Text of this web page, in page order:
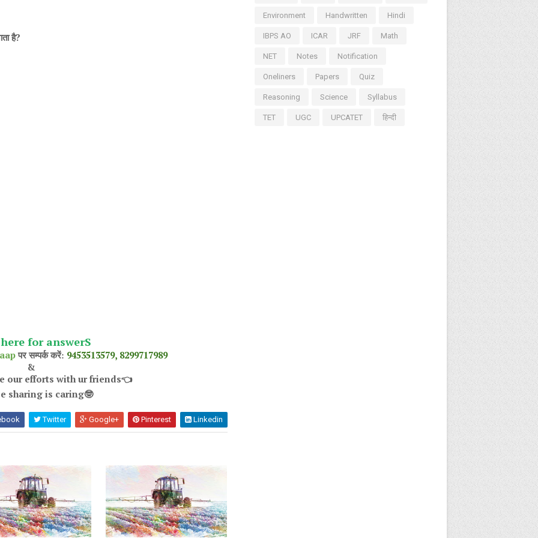
है?
for answerS
पर सम्पर्क करें: 9453513579, 8299717989
&
our efforts with ur friends👈
sharing is caring🤓
Twitter Google+ Pinterest Linkedin
Environment Handwritten Hindi
IBPS AO ICAR JRF Math
NET Notes Notification
Oneliners Papers Quiz
Reasoning Science Syllabus
TET UGC UPCATET हिन्दी